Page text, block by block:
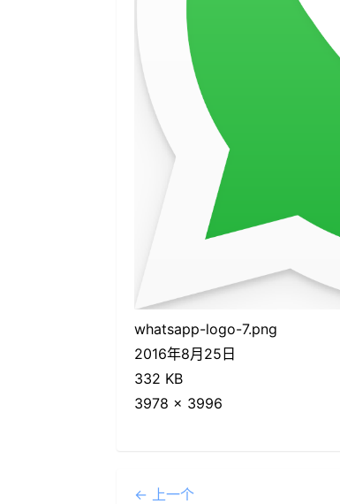
whatsapp-logo-7.png
2016年8月25日
332 KB
3978 × 3996
← 上一个